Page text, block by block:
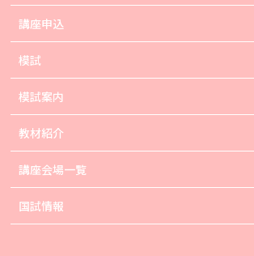
講座申込
模試
模試案内
教材紹介
講座会場一覧
国試情報